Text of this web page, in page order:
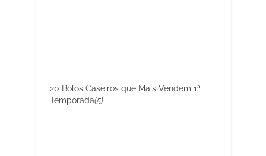
20 Bolos Caseiros que Mais Vendem 1ª
Temporada(5)